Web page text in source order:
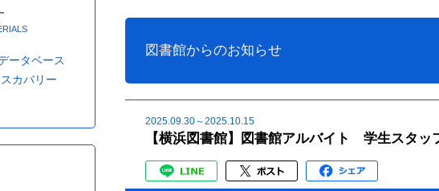
図書館からのお知らせ
2025.09.30～2025.10.15
【横浜図書館】図書館アルバイト 学生スタッ